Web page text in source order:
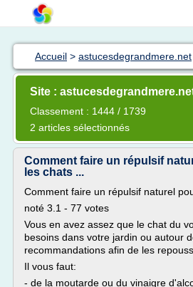
Accueil > astucesdegrandmere.net
Site :
Classement : 1444 / 1739
2 articles sélectionnés
Comment faire un répulsif
les chats ...
Comment faire un répulsif naturel
noté 3.1 - 77 votes
Vous en avez assez que le chat du
besoins dans votre jardin ou autour
recommandations afin de les
Il vous faut:
- de la moutarde ou du vinaigre